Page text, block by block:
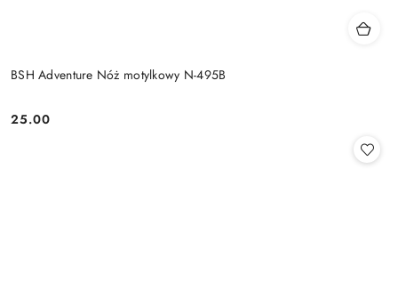
BSH Adventure Nóż motylkowy N-495B
Cena:
25.00